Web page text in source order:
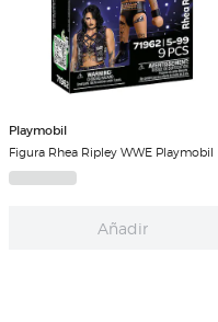
Playmobil
Figura Rhea Ripley WWE Playmobil
Añadir